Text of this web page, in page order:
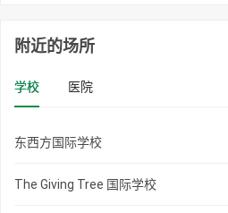
附近的场所
学校 医院
东西方国际学校
The Giving Tree 国际学校